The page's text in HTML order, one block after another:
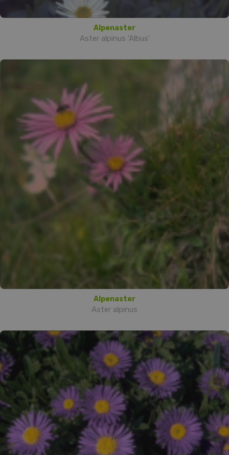
Alpenaster
Aster alpinus 'Albus'
Alpenaster
Aster alpinus